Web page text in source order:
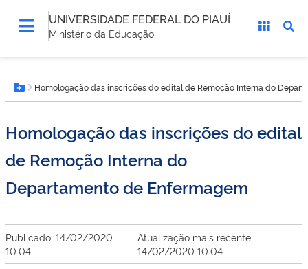
UNIVERSIDADE FEDERAL DO PIAUÍ
Ministério da Educação
está
aqui:Botão Menu
Homologação das inscrições do edital de Remoção Interna do
Homologação das inscrições do edital
de Remoção Interna do
Departamento de Enfermagem
Publicado: 14/02/2020
10:04
Atualização mais recente:
14/02/2020 10:04